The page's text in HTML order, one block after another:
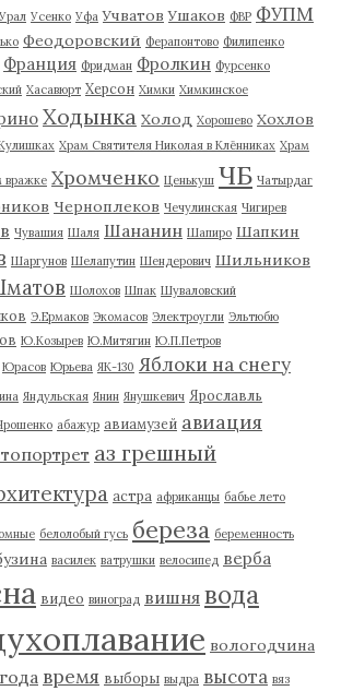
Урал Усенко Уфа Учватов Ушаков ФВР ФУПМ
Феодоровский Ферапонтово Филипенко
Франция Фридман Фролкин Фурсенко
Хасавюрт Херсон Химки Химкинское
Ходынка Холод Хорошево Хохлов
Храм Святителя Николая в Клённиках Храм
вражке Хромченко Ценькуш ЧБ Чатырдаг
Черноплеков Чечулинская Чигирев
Чувашия Шаля Шананин Шапиро Шапкин
Шаргунов Шелапутин Шендерович Шильников
Шолохов Шпак Шуваловский
Э.Ермаков Экомасов Электроугли Эльтюбю
Ю.Козырев Ю.Митягин Ю.П.Петров
Юрасов Юрьева ЯК-130 Яблоки на снегу
Яндульская Янин Янушкевич Ярославль
абажур авиамузей авиация
аз грешный
астра африканцы бабье лето
белолобый гусь береза беременность
василек ватрушки велосипед верба
видео виноград вишня вода
вологодчина
время выборы выдра высота вяз